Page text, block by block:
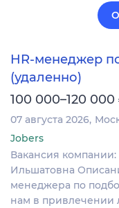
HR-менеджер
(удаленно)
100 000–120 000
07 августа 2026
Jobers
Вакансия
Ильшатовна
менеджера по
нам в привлечении